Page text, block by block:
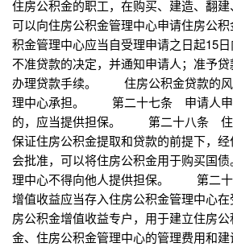
住房公积金的职工，在购买、建造、翻建
可以向住房公积金管理中心申请住房
积金管理中心应当自受理申请之日起15
不准贷款的决定，并通知申请人；准予
办理贷款手续。 住房公积金贷款的风
理中心承担。 第二十七条 申请人申
的，应当提供担保。 第二十八条 住
保证住房公积金提取和贷款的前提下，
会批准，可以将住房公积金用于购买
理中心不得向他人提供担保。 第二
增值收益应当存入住房公积金管理中心
房公积金增值收益专户，用于建立住房
金、住房公积金管理中心的管理费用和